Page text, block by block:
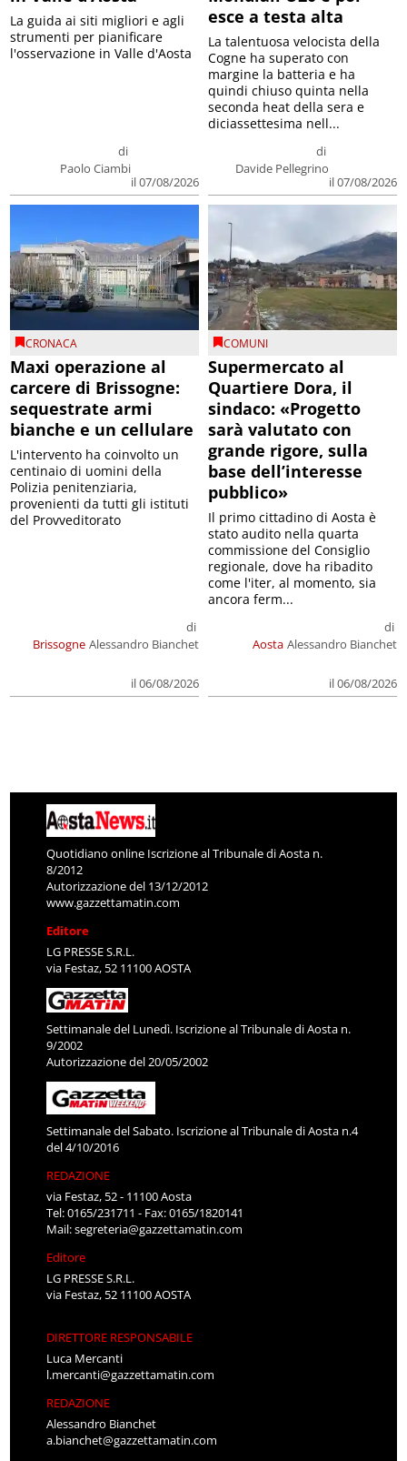
di
Paolo Ciambi
il 07/08/2026
La guida ai siti migliori e agli
strumenti per pianificare
l'osservazione in Valle d'Aosta
esce a testa alta
di
Davide Pellegrino
il 07/08/2026
La talentuosa velocista della
Cogne ha superato con
margine la batteria e ha
quindi chiuso quinta nella
seconda heat della sera e
diciassettesima nell...
CRONACA
Maxi operazione al
carcere di Brissogne:
sequestrate armi
bianche e un cellulare
Brissogne
di
Alessandro Bianchet
il 06/08/2026
L'intervento ha coinvolto un
centinaio di uomini della
Polizia penitenziaria,
provenienti da tutti gli istituti
del Provveditorato
COMUNI
Supermercato al
Quartiere Dora, il
sindaco: «Progetto
sarà valutato con
grande rigore, sulla
base dell’interesse
pubblico»
Aosta
di
Alessandro Bianchet
il 06/08/2026
Il primo cittadino di Aosta è
stato audito nella quarta
commissione del Consiglio
regionale, dove ha ribadito
come l'iter, al momento, sia
ancora ferm...
Quotidiano online Iscrizione al Tribunale di Aosta n.
8/2012
Autorizzazione del 13/12/2012
www.gazzettamatin.com
Editore
LG PRESSE S.R.L.
via Festaz, 52 11100 AOSTA
Settimanale del Lunedì. Iscrizione al Tribunale di Aosta n.
9/2002
Autorizzazione del 20/05/2002
Settimanale del Sabato. Iscrizione al Tribunale di Aosta n.4
del 4/10/2016
REDAZIONE
via Festaz, 52 - 11100 Aosta
Tel: 0165/231711 - Fax: 0165/1820141
Mail:segreteria@gazzettamatin.com
Editore
LG PRESSE S.R.L.
via Festaz, 52 11100 AOSTA
DIRETTORE RESPONSABILE
Luca Mercanti
l.mercanti@gazzettamatin.com
REDAZIONE
Alessandro Bianchet
a.bianchet@gazzettamatin.com